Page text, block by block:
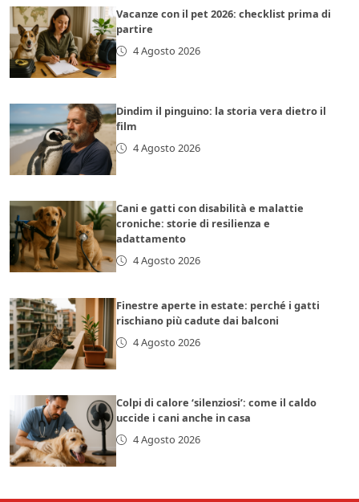
Vacanze con il pet 2026: checklist prima di
partire
4 Agosto 2026
Dindim il pinguino: la storia vera dietro il
film
4 Agosto 2026
Cani e gatti con disabilità e malattie
croniche: storie di resilienza e
adattamento
4 Agosto 2026
Finestre aperte in estate: perché i gatti
rischiano più cadute dai balconi
4 Agosto 2026
Colpi di calore ‘silenziosi’: come il caldo
uccide i cani anche in casa
4 Agosto 2026